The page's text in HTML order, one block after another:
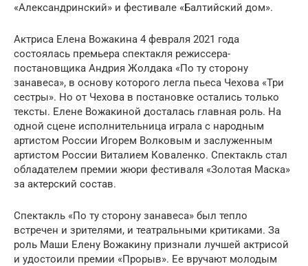
«Александринский» и фестивале «Балтийский дом».
Актриса Елена Вожакина 4 февраля 2021 года
состоялась премьера спектакля режиссера-
постановщика Андрия Жолдака «По ту сторону
занавеса», в основу которого легла пьеса Чехова «Три
сестры». Но от Чехова в постановке остались только
тексты. Елене Вожакиной досталась главная роль. На
одной сцене исполнительница играла с народным
артистом России Игорем Волковым и заслуженным
артистом России Виталием Коваленко. Спектакль стал
обладателем премии жюри фестиваля «Золотая Маска»
за актерский состав.
Спектакль «По ту сторону занавеса» был тепло
встречен и зрителями, и театральными критиками. За
роль Маши Елену Вожакину признали лучшей актрисой
и удостоили премии «Прорыв». Ее вручают молодым